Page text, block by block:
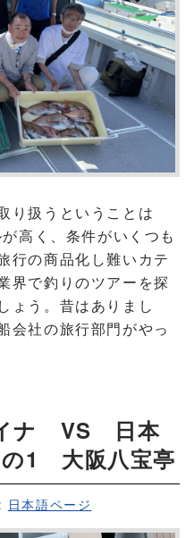
り扱うということは
高く、条件がいくつも
行の商品化し難いカテ
界で釣りのツアーを探
ょう。昔はありまし
会社の旅行部門がやっ
ナ VS 日本
1 大阪八宝亭
日本語ページ